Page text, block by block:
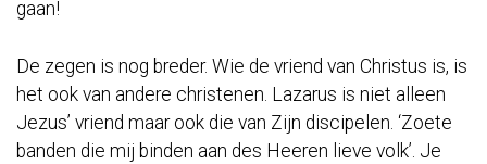
gaan!
De zegen is nog breder. Wie de vriend van Christus is, is
het ook van andere christenen. Lazarus is niet alleen
Jezus’ vriend maar ook die van Zijn discipelen. ‘Zoete
banden die mij binden aan des Heeren lieve volk’. Je